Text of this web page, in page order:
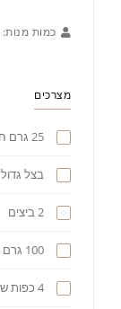
כמות מנות:
מצרכים
25 גרם חמאה
בצל גדול
2 ביצים
100 גרם גבינה צהובה מגורדת
4 כפות שמן